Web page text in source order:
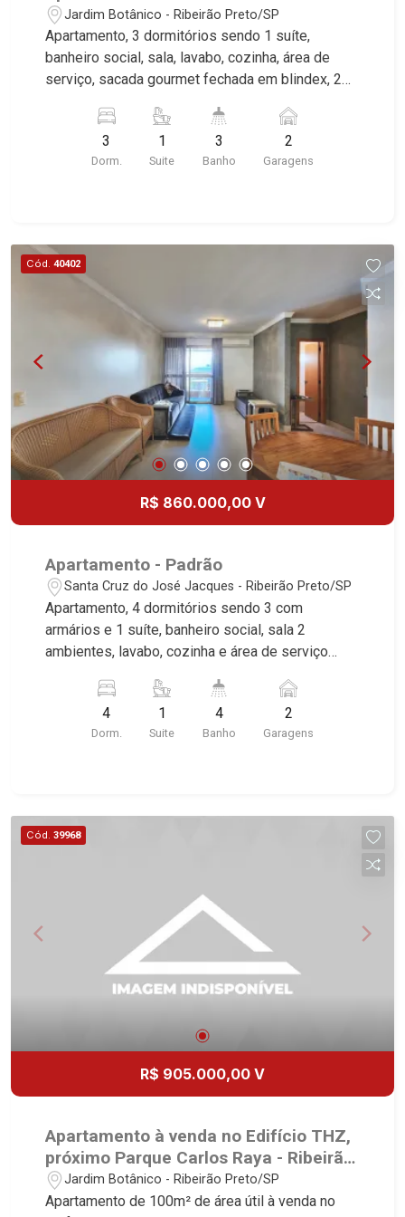
Jardim Botânico - Ribeirão Preto/SP
Apartamento, 3 dormitórios sendo 1 suíte,
banheiro social, sala, lavabo, cozinha, área de
serviço, sacada gourmet fechada em blindex, 2
Carlos Raya. Martinelli Imobiliária, referência no
mercado imobiliário desde 2000. Especialistas
em Venda e Locação! Avenida João Fiúsa, 1051 -
3
Dorm.
1
Suite
3
Banho
2
Garagens
Cód. 40402
R$ 860.000,00 V
Apartamento - Padrão
Santa Cruz do José Jacques - Ribeirão Preto/SP
Apartamento, 4 dormitórios sendo 3 com
armários e 1 suíte, banheiro social, sala 2
ambientes, lavabo, cozinha e área de serviço
empregada, quintal, sacada, 2 vagas, excelente
localização, próximo ao Colégio COC. Martinelli
Imobiliária, referência no mercado imobiliário
4
Dorm.
1
Suite
4
Banho
2
Garagens
Cód. 39968
R$ 905.000,00 V
Apartamento à venda no Edifício THZ,
próximo Parque Carlos Raya - Ribeirão
Preto/SP.
Jardim Botânico - Ribeirão Preto/SP
Apartamento de 100m² de área útil à venda no